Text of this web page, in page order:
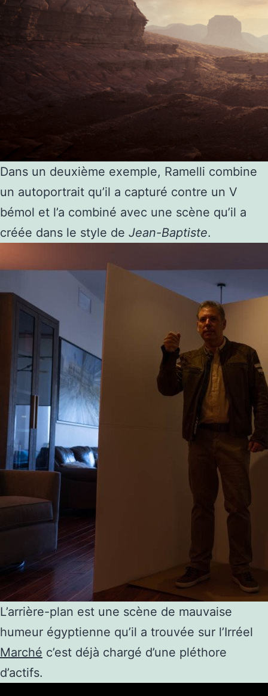
Dans un deuxième exemple, Ramelli combine
un autoportrait qu’il a capturé contre un V
bémol et l’a combiné avec une scène qu’il a
créée dans le style de Jean-Baptiste.
L’arrière-plan est une scène de mauvaise
humeur égyptienne qu’il a trouvée sur l’Irréel
Marché c’est déjà chargé d’une pléthore
d’actifs.